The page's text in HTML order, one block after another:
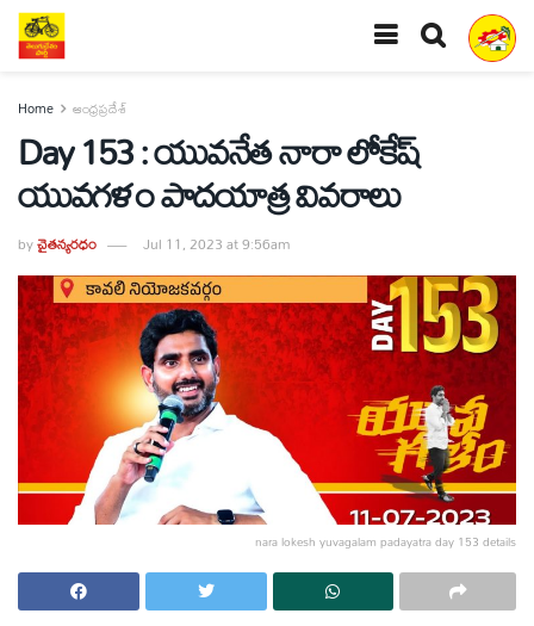
Home ఆంధ్రప్రదేశ్
Day 153 : యువనేత నారా లోకేష్
యువగళం పాదయాత్ర వివరాలు
byచైతన్యరధం Jul 11, 2023 at 9:56am
nara lokesh yuvagalam padayatra day 153 details